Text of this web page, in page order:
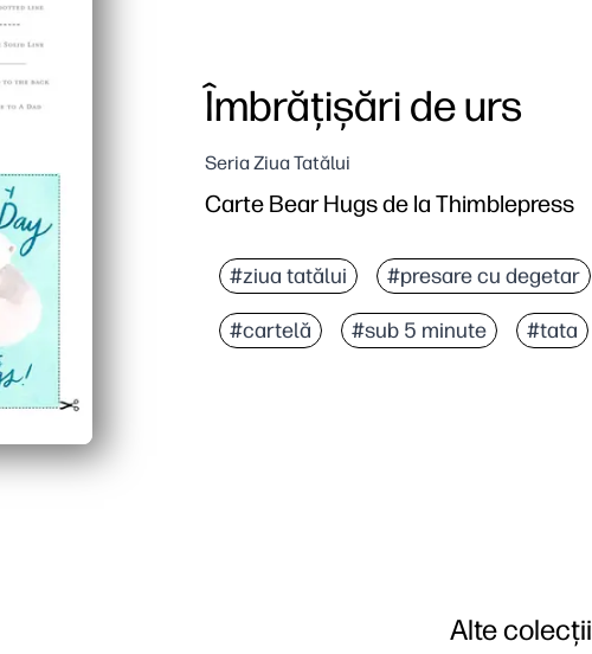
Îmbrățișări de urs
Seria Ziua Tatălui
Carte Bear Hugs de la Thimblepress
#ziua tatălui #presare cu degetar
#cartelă #sub 5 minute #tata
Alte colecții